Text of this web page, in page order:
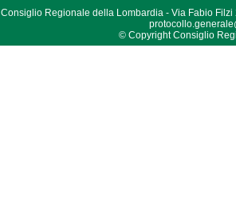
Consiglio Regionale della Lombardia - Via Fabio Filzi
© Copyright Consiglio